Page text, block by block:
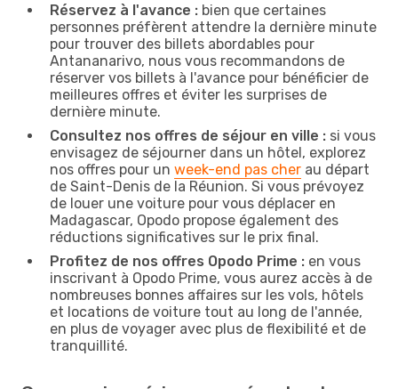
Réservez à l'avance : bien que certaines
personnes préfèrent attendre la dernière minute
pour trouver des billets abordables pour
Antananarivo, nous vous recommandons de
réserver vos billets à l'avance pour bénéficier de
meilleures offres et éviter les surprises de
dernière minute.
Consultez nos offres de séjour en ville : si vous
envisagez de séjourner dans un hôtel, explorez
nos offres pour un week-end pas cher au départ
de Saint-Denis de la Réunion. Si vous prévoyez
de louer une voiture pour vous déplacer en
Madagascar, Opodo propose également des
réductions significatives sur le prix final.
Profitez de nos offres Opodo Prime : en vous
inscrivant à Opodo Prime, vous aurez accès à de
nombreuses bonnes affaires sur les vols, hôtels
et locations de voiture tout au long de l'année,
en plus de voyager avec plus de flexibilité et de
tranquillité.